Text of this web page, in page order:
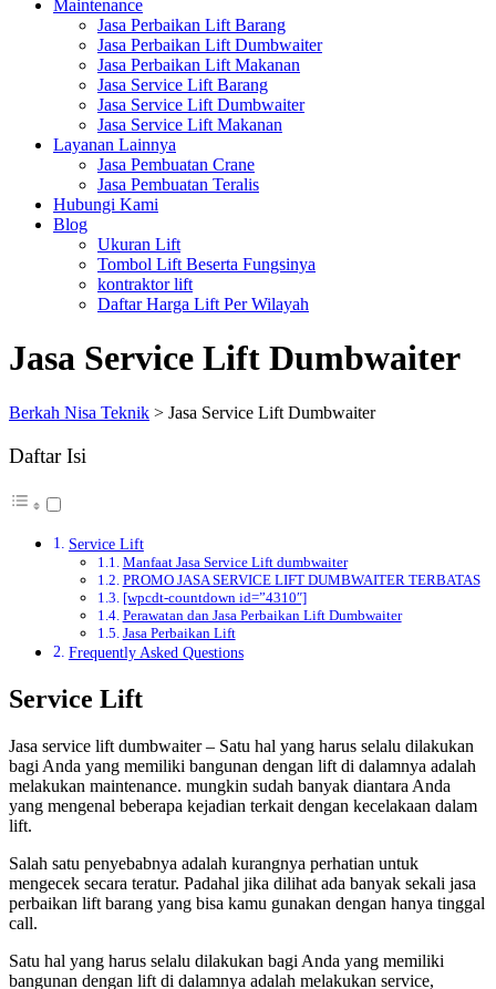
Maintenance
Jasa Perbaikan Lift Barang
Jasa Perbaikan Lift Dumbwaiter
Jasa Perbaikan Lift Makanan
Jasa Service Lift Barang
Jasa Service Lift Dumbwaiter
Jasa Service Lift Makanan
Layanan Lainnya
Jasa Pembuatan Crane
Jasa Pembuatan Teralis
Hubungi Kami
Blog
Ukuran Lift
Tombol Lift Beserta Fungsinya
kontraktor lift
Daftar Harga Lift Per Wilayah
Jasa Service Lift Dumbwaiter
Berkah Nisa Teknik > Jasa Service Lift Dumbwaiter
Daftar Isi
Service Lift
Manfaat Jasa Service Lift dumbwaiter
PROMO JASA SERVICE LIFT DUMBWAITER TERBATAS
[wpcdt-countdown id=”4310″]
Perawatan dan Jasa Perbaikan Lift Dumbwaiter
Jasa Perbaikan Lift
Frequently Asked Questions
Service Lift
Jasa service lift dumbwaiter – Satu hal yang harus selalu dilakukan
bagi Anda yang memiliki bangunan dengan lift di dalamnya adalah
melakukan maintenance. mungkin sudah banyak diantara Anda
yang mengenal beberapa kejadian terkait dengan kecelakaan dalam
lift.
Salah satu penyebabnya adalah kurangnya perhatian untuk
mengecek secara teratur. Padahal jika dilihat ada banyak sekali jasa
perbaikan lift barang yang bisa kamu gunakan dengan hanya tinggal
call.
Satu hal yang harus selalu dilakukan bagi Anda yang memiliki
bangunan dengan lift di dalamnya adalah melakukan service,